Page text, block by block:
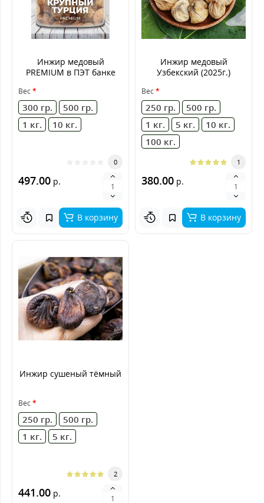
Инжир медовый
PREMIUM в ПЭТ банке
Вес
300 гр.
500 гр.
1 кг.
10 кг.
0
497.00 р.
В корзину
Инжир медовый
Узбекский (2025г.)
Вес
250 гр.
500 гр.
1 кг.
5 кг.
10 кг.
100 кг.
1
380.00 р.
В корзину
Инжир сушеный тёмный
Вес
250 гр.
500 гр.
1 кг.
5 кг.
2
441.00 р.